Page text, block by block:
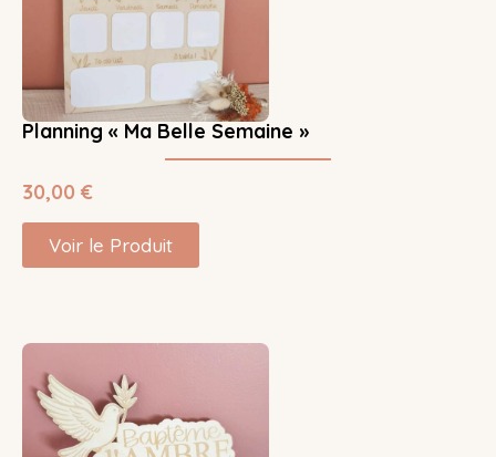
Planning « Ma Belle Semaine »
30,00 €
Voir le Produit